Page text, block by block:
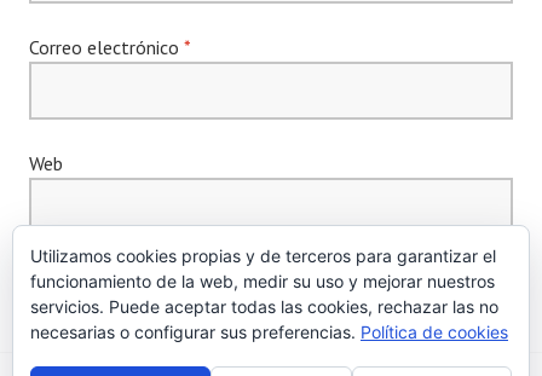
Correo electrónico *
Web
Utilizamos cookies propias y de terceros para garantizar el
funcionamiento de la web, medir su uso y mejorar nuestros
servicios. Puede aceptar todas las cookies, rechazar las no
necesarias o configurar sus preferencias. Política de cookies